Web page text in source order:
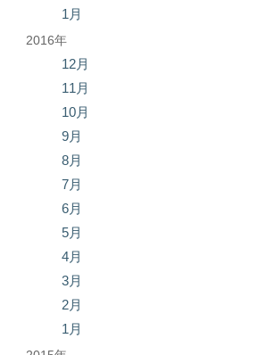
1月
2016年
12月
11月
10月
9月
8月
7月
6月
5月
4月
3月
2月
1月